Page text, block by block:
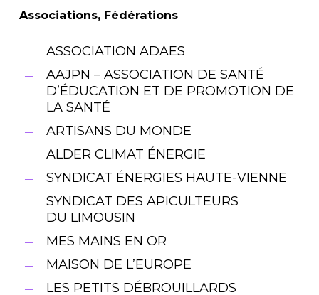
Associations, Fédérations
ASSOCIATION ADAES
AAJPN – ASSOCIATION DE SANTÉ
D’ÉDUCATION ET DE PROMOTION DE
LA SANTÉ
ARTISANS DU MONDE
ALDER CLIMAT ÉNERGIE
SYNDICAT ÉNERGIES HAUTE-VIENNE
SYNDICAT DES APICULTEURS
DU LIMOUSIN
MES MAINS EN OR
MAISON DE L’EUROPE
LES PETITS DÉBROUILLARDS